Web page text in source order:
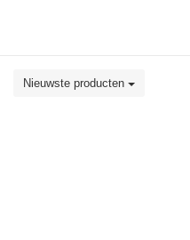
Nieuwste producten